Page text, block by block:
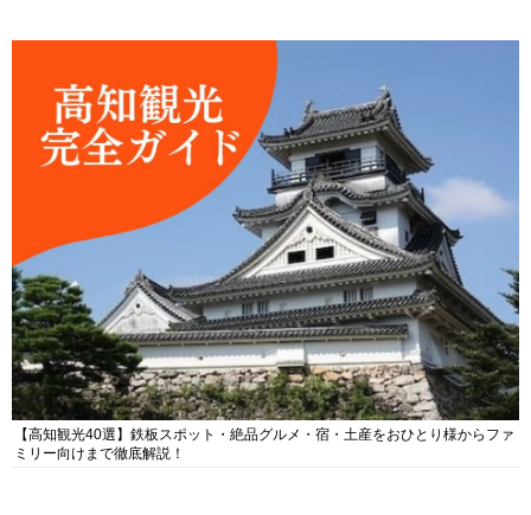
【高知観光40選】鉄板スポット・絶品グルメ・宿・土産をおひとり様からファ
ミリー向けまで徹底解説！